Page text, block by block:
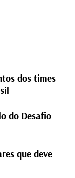
dos times
do Desafio
que deve